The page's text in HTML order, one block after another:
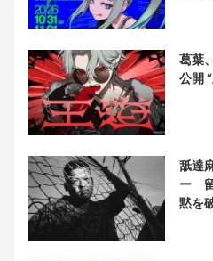
葛葉
公開
舐達
ー 留
黙を